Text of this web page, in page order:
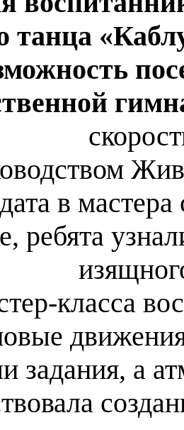
танца
в
ребята
класса
задания, а